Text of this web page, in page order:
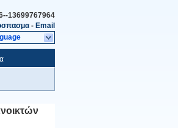
13699767964
- Email